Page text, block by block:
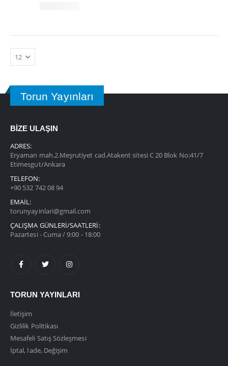
Torun Yayınları
BİZE ULAŞIN
ADRES:
Eryaman mah.2.Meşrutiyet cad.Atakent sitesi C 20 Blok No:41/7
Etimesgut/Ankara
TELEFON:
+90 532 742 08 94
EMAIL:
torunyayinlari@gmail.com
ÇALIŞMA GÜNLERİ/SAATLERİ:
Pazartesi - Cuma / 9:00 - 18:00
TORUN YAYINLARI
İletişim
Gizlilik Politikası
Mesafeli Satış Sözleşmesi
İptal, İade, Değişim